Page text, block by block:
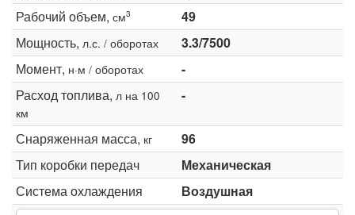
Рабочий объем, см3
49
Мощность, л.с. / оборотах
3.3/7500
Момент, н·м / оборотах
-
Расход топлива, л на 100
км
-
Снаряженная масса, кг
96
Тип коробки передач
Механическая
Система охлаждения
Воздушная